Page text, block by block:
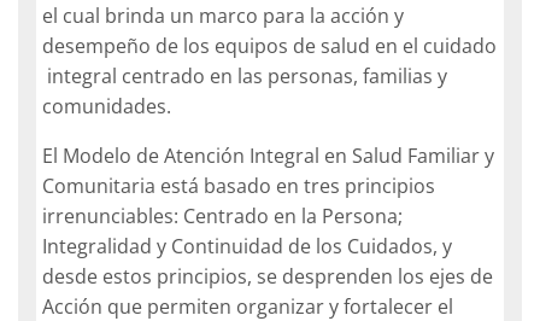
el cual brinda un marco para la acción y
desempeño de los equipos de salud en el cuidado
integral centrado en las personas, familias y
comunidades.
El Modelo de Atención Integral en Salud Familiar y
Comunitaria está basado en tres principios
irrenunciables: Centrado en la Persona;
Integralidad y Continuidad de los Cuidados, y
desde estos principios, se desprenden los ejes de
Acción que permiten organizar y fortalecer el